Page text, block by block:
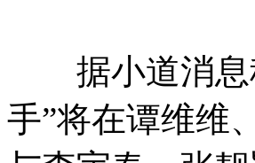
据小道消息
手”将在谭维维